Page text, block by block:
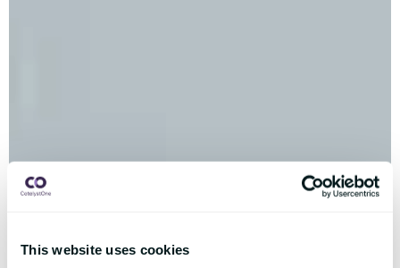
This website uses cookies